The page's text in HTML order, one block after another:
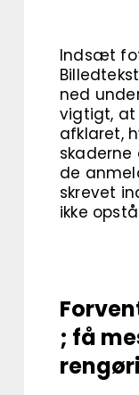
Indsæt
ned
vigtigt,
afklaret,
de
skrevet
ikke
; få